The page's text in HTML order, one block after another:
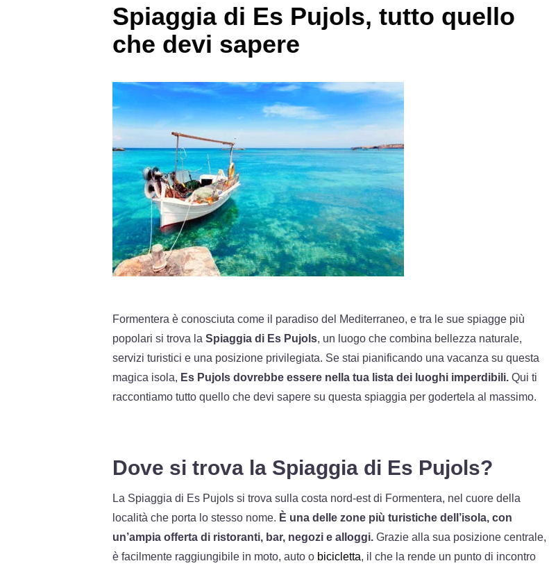
Spiaggia di Es Pujols, tutto quello
che devi sapere
Formentera è conosciuta come il paradiso del Mediterraneo, e tra le sue spiagge più
popolari si trova la Spiaggia di Es Pujols, un luogo che combina bellezza naturale,
servizi turistici e una posizione privilegiata. Se stai pianificando una vacanza su questa
magica isola, Es Pujols dovrebbe essere nella tua lista dei luoghi imperdibili. Qui ti
raccontiamo tutto quello che devi sapere su questa spiaggia per godertela al massimo.
Dove si trova la Spiaggia di Es Pujols?
La Spiaggia di Es Pujols si trova sulla costa nord-est di Formentera, nel cuore della
località che porta lo stesso nome. È una delle zone più turistiche dell’isola, con
un’ampia offerta di ristoranti, bar, negozi e alloggi. Grazie alla sua posizione centrale,
è facilmente raggiungibile in moto, auto o bicicletta, il che la rende un punto di incontro